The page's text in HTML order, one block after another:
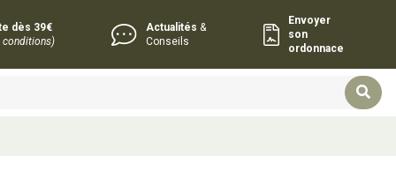
dès 39€
conditions)
Actualités &
Conseils
Envoyer
son
ordonnace